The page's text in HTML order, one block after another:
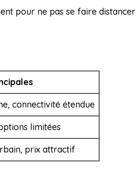
pour ne pas se faire distancer
connectivité étendue
limitées
prix attractif